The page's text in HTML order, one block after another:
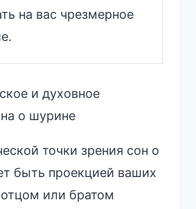
на вас чрезмерное
и духовное
о шурине
точки зрения сон о
быть проекцией ваших
или братом